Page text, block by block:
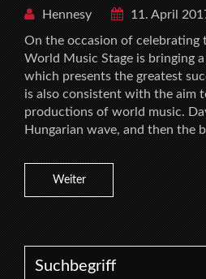
Hennesy
11. April
On the occasion of celebrating
World Music Stage is bringing
which presents the greatest
is also consistent with the aim
productions of world music.
Hungarian wave, and then the
Weiter
Search for: